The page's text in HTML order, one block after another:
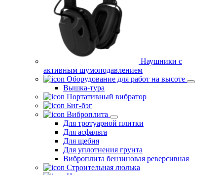
Наушники с
активным шумоподавлением
Оборудование для работ на высоте
Вышка-тура
Портативный вибратор
Биг-бэг
Виброплита
Для тротуарной плитки
Для асфальта
Для щебня
Для уплотнения грунта
Виброплита бензиновая реверсивная
Строительная люлька